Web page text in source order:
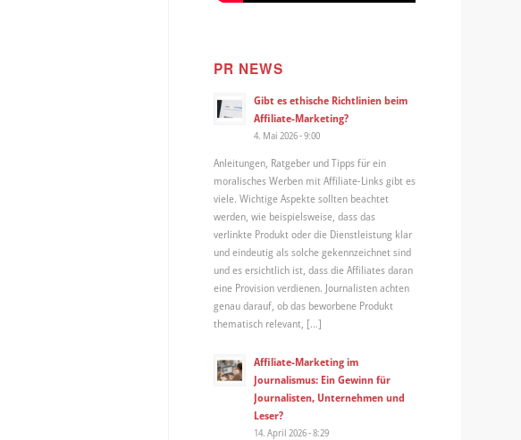
PR NEWS
Gibt es ethische Richtlinien beim
Affiliate-Marketing?
4. Mai 2026 - 9:00
Anleitungen, Ratgeber und Tipps für ein
moralisches Werben mit Affiliate-Links gibt es
viele. Wichtige Aspekte sollten beachtet
werden, wie beispielsweise, dass das
verlinkte Produkt oder die Dienstleistung klar
und eindeutig als solche gekennzeichnet sind
und es ersichtlich ist, dass die Affiliates daran
eine Provision verdienen. Journalisten achten
genau darauf, ob das beworbene Produkt
thematisch relevant, […]
Affiliate-Marketing im
Journalismus: Ein Gewinn für
Journalisten, Unternehmen und
Leser?
14. April 2026 - 8:29